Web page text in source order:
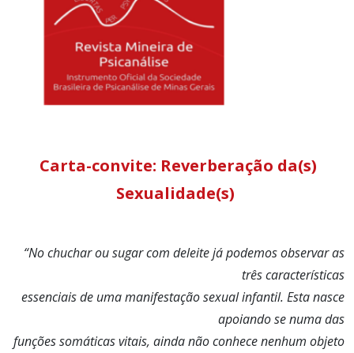
Carta-convite: Reverberação da(s)
Sexualidade(s)
“No chuchar ou sugar com deleite já podemos observar as
três características
essenciais de uma manifestação sexual infantil. Esta nasce
apoiando se numa das
funções somáticas vitais, ainda não conhece nenhum objeto